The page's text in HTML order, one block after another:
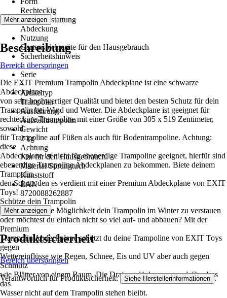
Rechteckig
Serienausstattung
Abdeckung
Nutzung
Gartenspielgeräte für den Hausgebrauch
Sicherheitshinweis
-
Serie
-
Artikeltyp
Trampolin
Ausführung
Aufstelltrampolin
Gewicht
2 kg
Achtung
Nur für den Hausgebrauch.
Material Sprungtuch
Kunststoff
EAN
8720088262887
Mehr anzeigen
Beschreibung
Bereich überspringen
Die EXIT Premium Trampolin Abdeckplane ist eine schwarze
Abdeckplane
von sehr hochwertiger Qualität und bietet den besten Schutz für dein
Trampolin bei Wind und Wetter. Die Abdeckplane ist geeignet für
rechteckige Trampoline mit einer Größe von 305 x 519 Zentimeter,
sowohl
für Trampoline auf Füßen als auch für Bodentrampoline. Achtung:
diese
Abdeckplane ist nicht für ebenerdige Trampoline geeignet, hierfür sind
ebenerdige Trampoline Abdeckplanen zu bekommen. Biete deinem
Trampolin
den Schutz den es verdient mit einer Premium Abdeckplane von EXIT
Toys!
Schütze dein Trampolin
Hast du nicht die Möglichkeit dein Trampolin im Winter zu verstauen
oder möchtest du einfach nicht so viel auf- und abbauen? Mit der
Premium
Trampolin Abdeckplane schützt du deine Trampoline von EXIT Toys
gegen
Wettereinflüsse wie Regen, Schnee, Eis und UV aber auch gegen
Schmutz
wie Blätter von einem Baum. Die Drainagelöcher sorgen dafür, dass
das
Wasser nicht auf dem Trampolin stehen bleibt.
Mehr anzeigen
Produktsicherheit
Bereich überspringen
Verantwortlich für Produktsicherheit: Siehe Herstellerinformationen .